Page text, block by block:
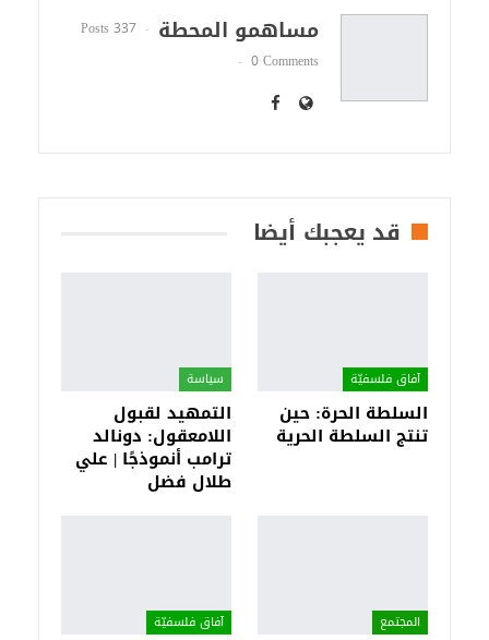
مساهمو المحطة
337 Posts
0 Comments
قد يعجبك أيضا
آفاق فلسفيّة‎
السلطة الحرة: حين
تنتج السلطة الحرية
سياسة
التمهيد لقبول
اللامعقول: دونالد
ترامب أنموذجًا | علي
طلال فضل
المجتمع آفاق فلسفيّة‎